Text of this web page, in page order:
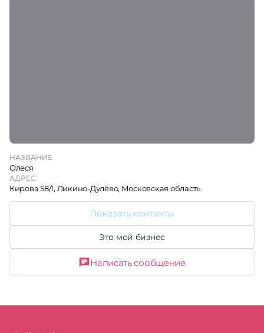
НАЗВАНИЕ
Олеся
АДРЕС
Кирова 58/1, Ликино-Дулёво, Московская область
Показать контакты
Это мой бизнес
Написать сообщение